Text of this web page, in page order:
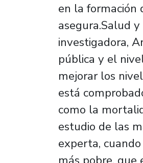
en la formación
asegura.Salud
investigadora,
pública y el
mejorar los
está
como la
estudio de las
experta,